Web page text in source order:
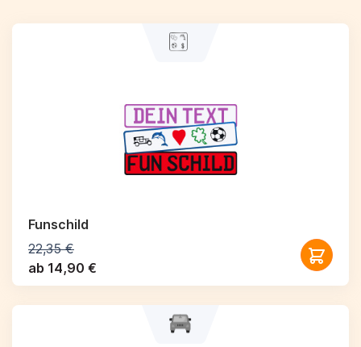
Funschild
22,35 €
ab 14,90 €